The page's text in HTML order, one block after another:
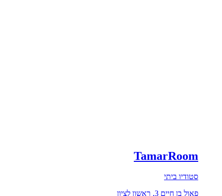
TamarRoom
סטודיו ביתי
פאול בן חיים 3, ראשון לציון